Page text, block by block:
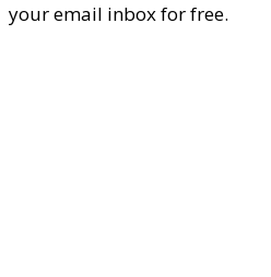
your email inbox for free.